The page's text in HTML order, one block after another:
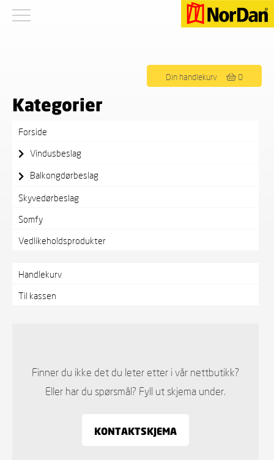
Din handlekurv 0
Kategorier
Forside
Vindusbeslag
Balkongdørbeslag
Skyvedørbeslag
Somfy
Vedlikeholdsprodukter
Handlekurv
Til kassen
Finner du ikke det du leter etter i vår nettbutikk?
Eller har du spørsmål? Fyll ut skjema under.
KONTAKTSKJEMA